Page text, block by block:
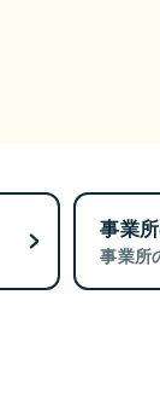
事業
事業所